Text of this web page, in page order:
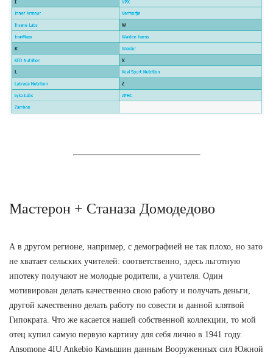
Мастерон + Станаза Домодедово
А в другом регионе, например, с демографией не так плохо, но зато
не хватает сельских учителей: соответственно, здесь льготную
ипотеку получают не молодые родители, а учителя. Один
мотивирован делать качественно свою работу и получать деньги,
другой качественно делать работу по совести и данной клятвой
Гипократа. Что же касается нашей собственной коллекции, то мой
отец купил самую первую картину для себя лично в 1941 году.
Ansomone 4IU Ankebio Камышин данным Вооруженных сил Южной